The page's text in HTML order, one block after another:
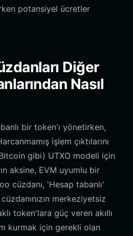
potansiyel ücretler
Diğer
Nasıl
bir token'ı yönetirken,
işlem çıktılarını
gibi) UTXO modeli için
aksine, EVM uyumlu bir
cüzdanı, 'Hesap tabanlı'
merkeziyetsiz
token'lara güç veren akıllı
kurmak için gerekli olan